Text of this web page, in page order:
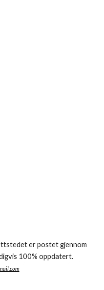
er postet gjennom
100% oppdatert.